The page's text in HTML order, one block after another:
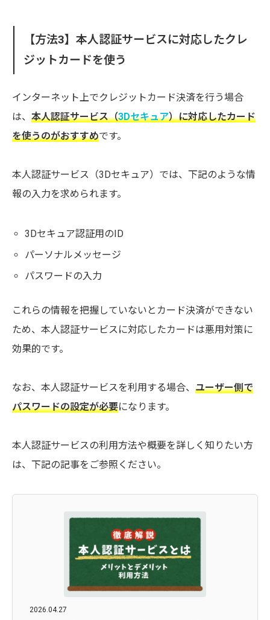
【方法3】本人認証サービスに対応したクレ
ジットカードを使う
インターネット上でクレジットカード決済を行う場合
は、 本人認証サービス（3Dセキュア）に対応したカード
を使うのがおすすめです。
本人認証サービス（3Dセキュア）では、下記のような情
報の入力を求められます。
3Dセキュア認証用のID
パーソナルメッセージ
パスワードの入力
これらの情報を把握していないとカード決済ができない
ため、本人認証サービスに対応したカードは悪用対策に
効果的です。
なお、本人認証サービスを利用する場合、 ユーザー側で
パスワードの設定が必要になります。
本人認証サービスの利用方法や概要を詳しく知りたい方
は、下記の記事をご参照ください。
2026.04.27